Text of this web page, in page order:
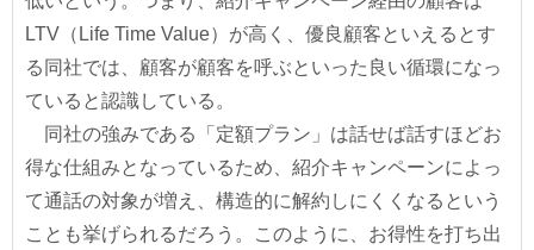
LTV（Life Time Value）が高く、優良顧客といえるとす
る同社では、顧客が顧客を呼ぶといった良い循環になっ
ていると認識している。
同社の強みである「定額プラン」は話せば話すほどお
得な仕組みとなっているため、紹介キャンペーンによっ
て通話の対象が増え、構造的に解約しにくくなるという
ことも挙げられるだろう。このように、お得性を打ち出